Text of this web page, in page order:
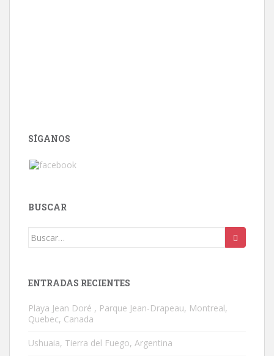
SÍGANOS
BUSCAR
Buscar:
ENTRADAS RECIENTES
Playa Jean Doré , Parque Jean-Drapeau, Montreal,
Quebec, Canada
Ushuaia, Tierra del Fuego, Argentina